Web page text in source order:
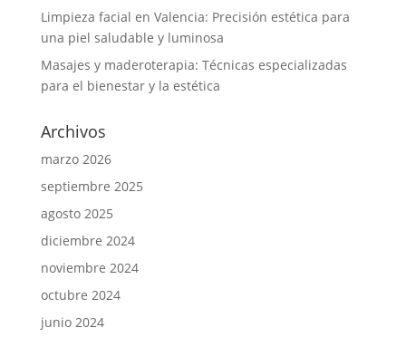
Limpieza facial en Valencia: Precisión estética para
una piel saludable y luminosa
Masajes y maderoterapia: Técnicas especializadas
para el bienestar y la estética
Archivos
marzo 2026
septiembre 2025
agosto 2025
diciembre 2024
noviembre 2024
octubre 2024
junio 2024